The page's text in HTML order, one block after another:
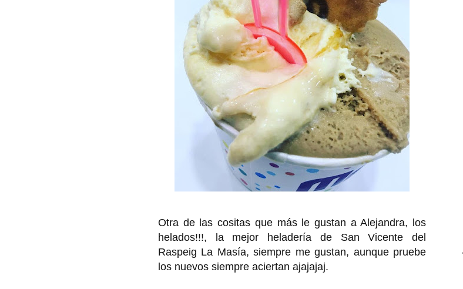
Otra de las cositas que más le gustan a Alejandra, los
helados!!!, la mejor heladería de San Vicente del
Raspeig La Masía, siempre me gustan, aunque pruebe
los nuevos siempre aciertan ajajajaj.